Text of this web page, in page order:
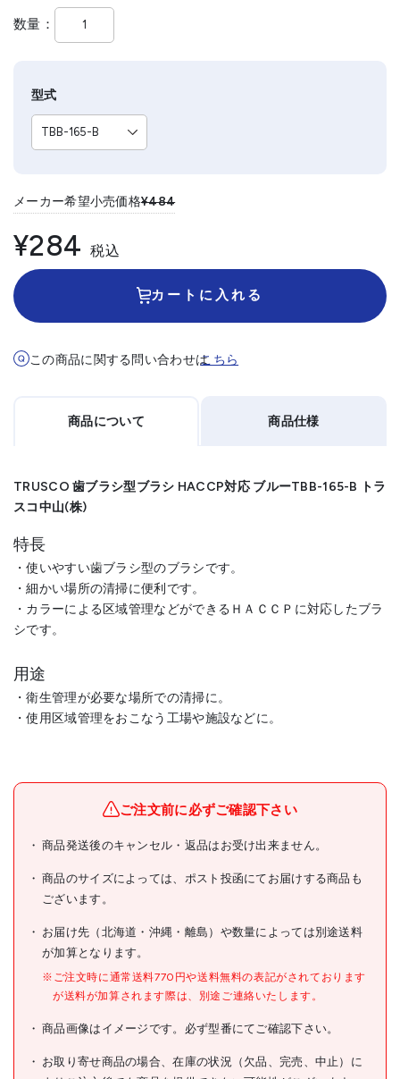
数量
型式
メーカー希望小売価格¥484
¥284 税込
カートに入れる
この商品に関する問い合わせはこちら
商品について
TRUSCO 歯ブラシ型ブラシ HACCP対応 ブルーTBB-165-B トラ
スコ中山(株)
特長
・使いやすい歯ブラシ型のブラシです。
・細かい場所の清掃に便利です。
・カラーによる区域管理などができるＨＡＣＣＰに対応したブラ
シです。
用途
・衛生管理が必要な場所での清掃に。
・使用区域管理をおこなう工場や施設などに。
商品仕様
ブランド名 TRUSCO
商品名
TRUSCO 歯ブラシ型ブラシ
HACCP対応 ブルー
型式 TBB-165-B
JANコード
仕様
●色:ブルー
●縦(mm):165
●厚さ(mm):13
●線径(mm):0.2
ご注文前に必ずご確認下さい
商品発送後のキャンセル・返品はお受け出来ません。
商品のサイズによっては、ポスト投函にてお届けする商品も
ございます。
お届け先（北海道・沖縄・離島）や数量によっては別途送料
が加算となります。
※ご注文時に通常送料770円や送料無料の表記がされております
が送料が加算されます際は、別途ご連絡いたします。
商品画像はイメージです。必ず型番にてご確認下さい。
お取り寄せ商品の場合、在庫の状況（欠品、完売、中止）に